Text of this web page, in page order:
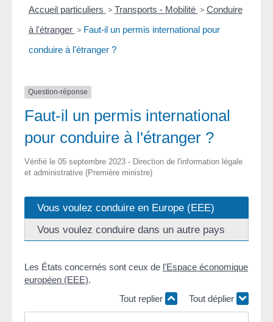
Accueil particuliers > Transports - Mobilité > Conduire
à l'étranger > Faut-il un permis international pour
conduire à l'étranger ?
Question-réponse
Faut-il un permis international
pour conduire à l'étranger ?
Vérifié le 05 septembre 2023 - Direction de l'information légale
et administrative (Première ministre)
Vous voulez conduire en Europe (EEE)
Vous voulez conduire dans un autre pays
Les États concernés sont ceux de l'Espace économique
européen (EEE).
Tout replier
Tout déplier